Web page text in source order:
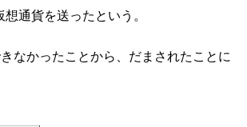
通貨を送ったという。
なかったことから、だまされたことに